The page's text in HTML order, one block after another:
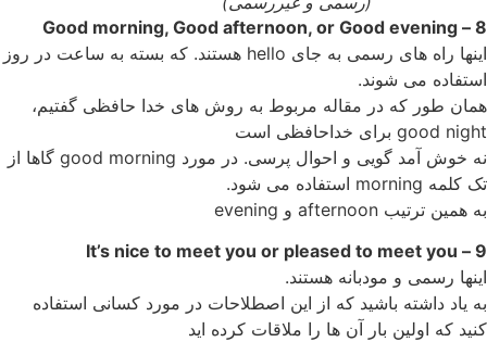
8 – Good morning, Good afternoon, or Good evening
اینها راه های رسمی به جای hello هستند. که بسته به ساعت در روز
استفاده می شوند.
همان طور که در مقاله مربوط به روش های خدا حافظی گفتیم،
good night برای خداحافظی است
نه خوش آمد گویی و احوال پرسی. در مورد good morning گاها از
تک کلمه morning استفاده می شود.
به همین ترتیب afternoon و evening
9 – It’s nice to meet you or pleased to meet you
اینها رسمی و مودبانه هستند.
به یاد داشته باشید که از این اصطلاحات در مورد کسانی استفاده
کنید که اولین بار آن ها را ملاقات کرده اید